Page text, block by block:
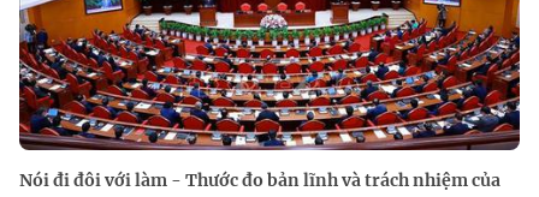
Nói đi đôi với làm - Thước đo bản lĩnh và trách nhiệm của